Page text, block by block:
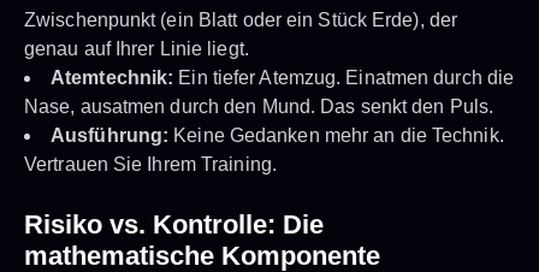
Zwischenpunkt (ein Blatt oder ein Stück Erde), der
genau auf Ihrer Linie liegt.
Atemtechnik: Ein tiefer Atemzug. Einatmen durch die
Nase, ausatmen durch den Mund. Das senkt den Puls.
Ausführung: Keine Gedanken mehr an die Technik.
Vertrauen Sie Ihrem Training.
Risiko vs. Kontrolle: Die
mathematische Komponente